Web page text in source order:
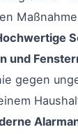
und
gegen